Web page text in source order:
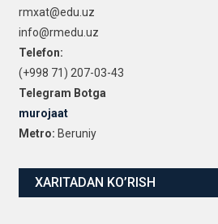
rmxat@edu.uz
info@rmedu.uz
Telefon:
(+998 71) 207-03-43
Telegram Botga
murojaat
Metro: Beruniy
XARITADAN KO’RISH